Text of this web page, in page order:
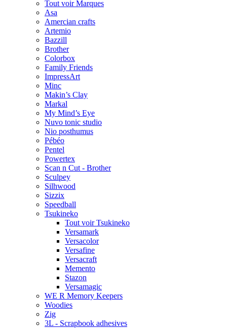
Tout voir Marques
Asa
Amercian crafts
Artemio
Bazzill
Brother
Colorbox
Family Friends
ImpressArt
Minc
Makin’s Clay
Markal
My Mind’s Eye
Nuvo tonic studio
Nio posthumus
Pébéo
Pentel
Powertex
Scan n Cut - Brother
Sculpey
Silhwood
Sizzix
Speedball
Tsukineko
Tout voir Tsukineko
Versamark
Versacolor
Versafine
Versacraft
Memento
Stazon
Versamagic
WE R Memory Keepers
Woodies
Zig
3L - Scrapbook adhesives